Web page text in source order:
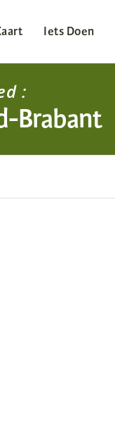
Iets Doen
:
Brabant